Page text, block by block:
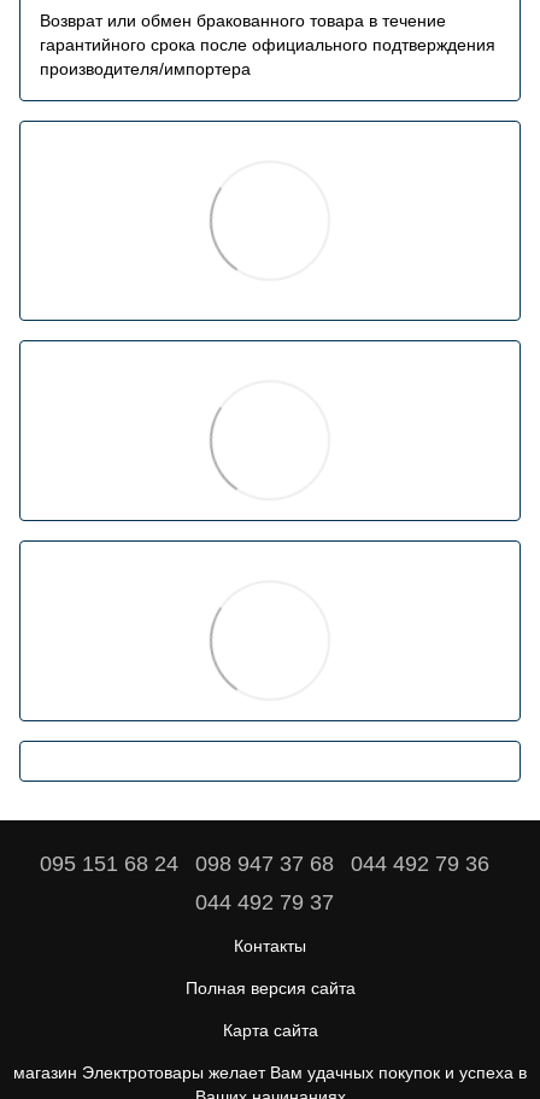
Возврат или обмен бракованного товара в течение
гарантийного срока после официального подтверждения
производителя/импортера
095 151 68 24 098 947 37 68
044 492 79 36
044 492 79 37
Контакты
Полная версия сайта
Карта сайта
магазин Электротовары желает Вам удачных покупок и успеха в